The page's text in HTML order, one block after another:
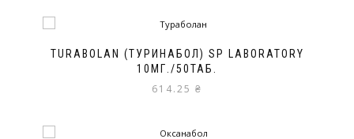
TURABOLAN (ТУРИНАБОЛ) SP LABORATORY
10МГ./50ТАБ.
614.25 ₴